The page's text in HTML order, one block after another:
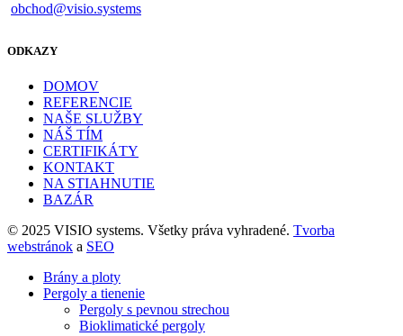
obchod@visio.systems
ODKAZY
DOMOV
REFERENCIE
NAŠE SLUŽBY
NÁŠ TÍM
CERTIFIKÁTY
KONTAKT
NA STIAHNUTIE
BAZÁR
© 2025 VISIO systems. Všetky práva vyhradené. Tvorba
webstránok a SEO
Brány a ploty
Pergoly a tienenie
Pergoly s pevnou strechou
Bioklimatické pergoly